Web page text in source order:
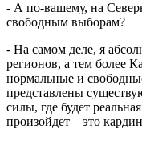
- А по-вашему, на
свободным выборам?
- На самом деле, я
регионов, а тем более
нормальные и
представлены
силы, где будет
произойдет – это